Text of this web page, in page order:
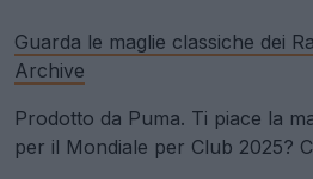
Guarda le maglie classiche dei
Archive
Prodotto da Puma. Ti piace la
per il Mondiale per Club 2025?